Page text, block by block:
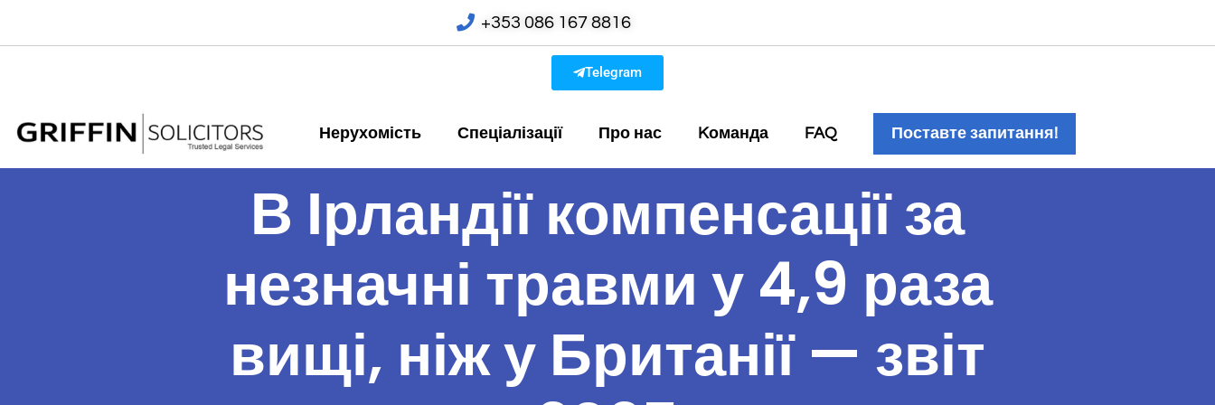
+353 086 167 8816
Telegram
Нерухомість Спеціалізації Про нас Kоманда FAQ Поставте запитання!
В Ірландії компенсації за
незначні травми у 4,9 раза
вищі, ніж у Британії — звіт